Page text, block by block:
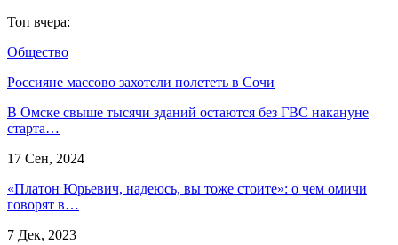
Топ вчера:
Общество
Россияне массово захотели полететь в Сочи
В Омске свыше тысячи зданий остаются без ГВС накануне
старта…
17 Сен, 2024
«Платон Юрьевич, надеюсь, вы тоже стоите»: о чем омичи
говорят в…
7 Дек, 2023